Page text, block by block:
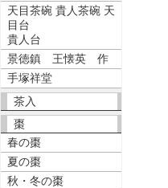
天目茶碗 貴人茶碗 天
目台
貴人台
景徳鎮 王懐英 作
手塚祥堂
茶入
棗
春の棗
夏の棗
秋・冬の棗